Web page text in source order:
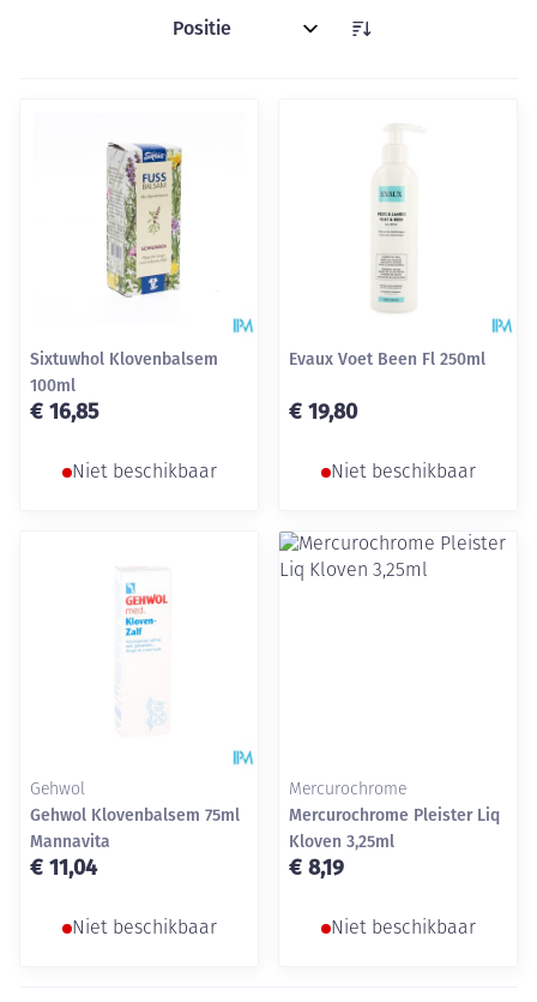
Sorteer op:
Sixtuwhol Klovenbalsem
100ml
€ 16,85
Niet beschikbaar
Evaux Voet Been Fl 250ml
€ 19,80
Niet beschikbaar
Gehwol
Gehwol Klovenbalsem 75ml
Mannavita
€ 11,04
Niet beschikbaar
Mercurochrome
Mercurochrome Pleister Liq
Kloven 3,25ml
€ 8,19
Niet beschikbaar